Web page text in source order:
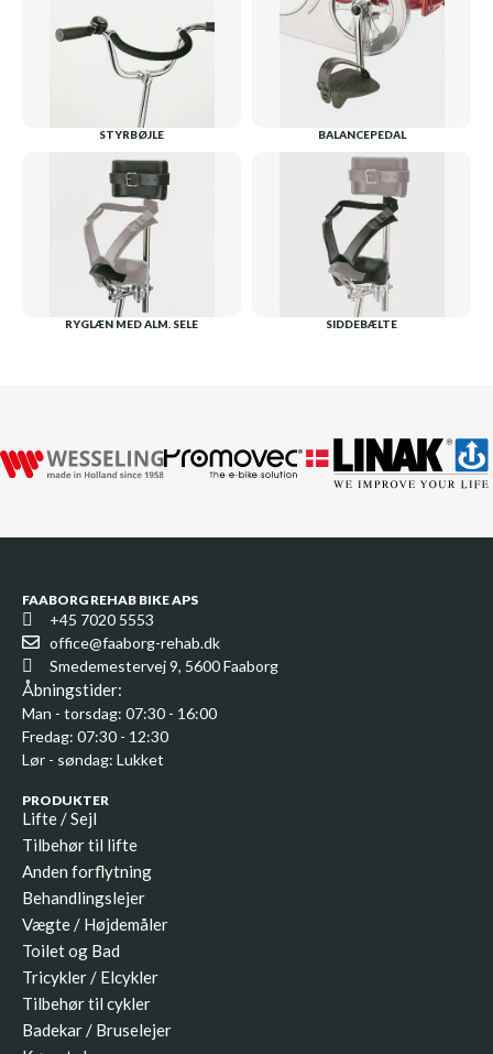
STYRBØJLE BALANCEPEDAL
RYGLÆN MED ALM. SELE SIDDEBÆLTE
FAABORG REHAB BIKE APS
+45 7020 5553
office@faaborg-rehab.dk
Smedemestervej 9, 5600 Faaborg
Åbningstider:
Man - torsdag: 07:30 - 16:00
Fredag: 07:30 - 12:30
Lør - søndag: Lukket
PRODUKTER
Lifte / Sejl
Tilbehør til lifte
Anden forflytning
Behandlingslejer
Vægte / Højdemåler
Toilet og Bad
Tricykler / Elcykler
Tilbehør til cykler
Badekar / Bruselejer